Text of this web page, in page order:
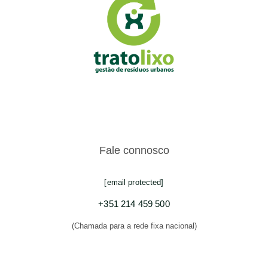
Fale connosco
[email protected]
+351 214 459 500
(Chamada para a rede fixa nacional)